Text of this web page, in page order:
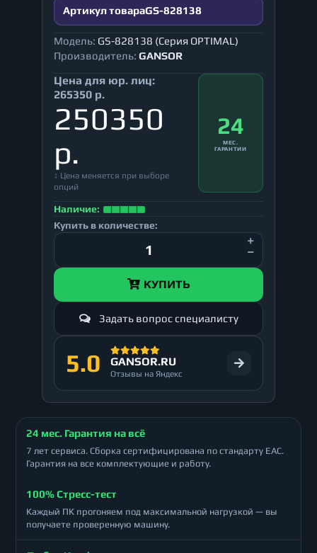
Артикул товараGS-828138
Модель: GS-828138 (Серия OPTIMAL)
Производитель: GANSOR
Цена для юр. лиц:
265350 р.
250350
р.
↕ Цена меняется при выборе
опций
24
МЕС.
ГАРАНТИИ
Наличие:
Купить в количестве:
КУПИТЬ
Задать вопрос специалисту
5.0 GANSOR.RU
Отзывы на Яндекс
24 мес. Гарантия на всё
7 лет сервиса. Сборка сертифицирована по стандарту ЕАС.
Гарантия на все комплектующие и работу.
100% Стресс-тест
Каждый ПК прогоняем под максимальной нагрузкой — вы
получаете проверенную машину.